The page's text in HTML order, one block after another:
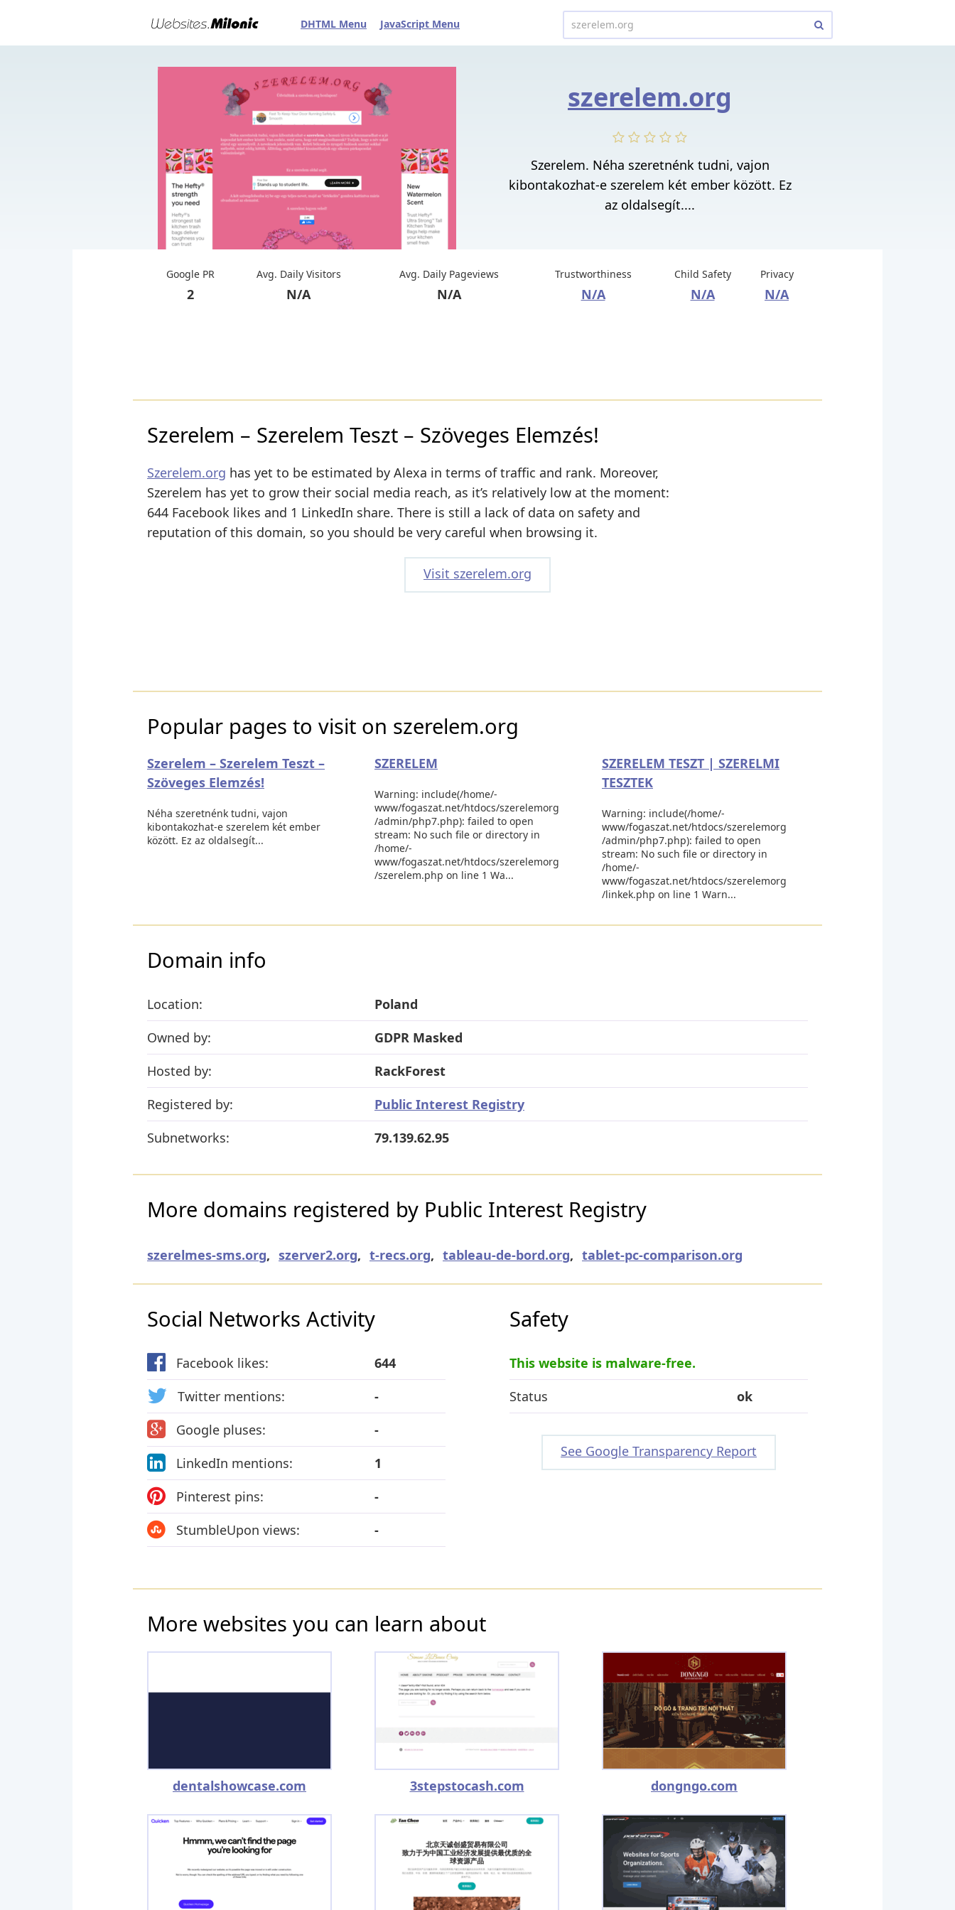
DHTML Menu JavaScript Menu
szerelem.org
Szerelem. Néha szeretnénk tudni, vajon
kibontakozhat-e szerelem két ember között. Ez
az oldalsegít....
Google PR
2
Avg. Daily Visitors
N/A
Avg. Daily Pageviews
N/A
Trustworthiness
N/A
Child Safety
N/A
Privacy
N/A
Szerelem – Szerelem Teszt – Szöveges Elemzés!
Szerelem.org has yet to be estimated by Alexa in terms of traffic and rank. Moreover,
Szerelem has yet to grow their social media reach, as it’s relatively low at the moment:
644 Facebook likes and 1 LinkedIn share. There is still a lack of data on safety and
reputation of this domain, so you should be very careful when browsing it.
Visit szerelem.org
Popular pages to visit on szerelem.org
Szerelem – Szerelem Teszt –
Szöveges Elemzés!
Néha szeretnénk tudni, vajon
kibontakozhat-e szerelem két ember
között. Ez az oldalsegít...
SZERELEM
Warning: include(/home/-
www/fogaszat.net/htdocs/szerelemorg
/admin/php7.php): failed to open
stream: No such file or directory in
/home/-
www/fogaszat.net/htdocs/szerelemorg
/szerelem.php on line 1 Wa...
SZERELEM TESZT | SZERELMI
TESZTEK
Warning: include(/home/-
www/fogaszat.net/htdocs/szerelemorg
/admin/php7.php): failed to open
stream: No such file or directory in
/home/-
www/fogaszat.net/htdocs/szerelemorg
/linkek.php on line 1 Warn...
Domain info
Location:
Poland
Owned by:
GDPR Masked
Hosted by:
RackForest
Registered by:
Public Interest Registry
Subnetworks:
79.139.62.95
More domains registered by Public Interest Registry
szerelmes-sms.org, szerver2.org, t-recs.org, tableau-de-bord.org, tablet-pc-comparison.org
Social Networks Activity
Facebook likes:
644
Twitter mentions:
-
Google pluses:
-
LinkedIn mentions:
1
Pinterest pins:
-
StumbleUpon views:
-
Safety
This website is malware-free.
Status
ok
See Google Transparency Report
More websites you can learn about
dentalshowcase.com 3stepstocash.com dongngo.com